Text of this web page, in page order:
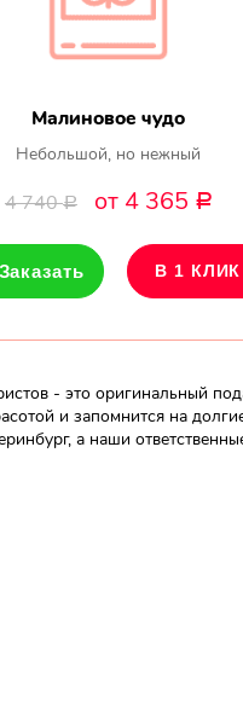
Малиновое чудо
Небольшой, но нежный
4 740Р от 4 365 Р
Заказать В 1 КЛИК
- это оригинальный
и запомнится на
а наши